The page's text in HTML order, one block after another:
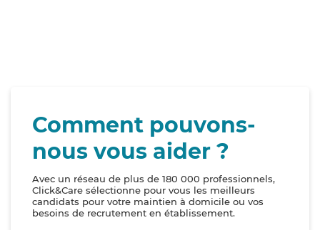
Comment pouvons-
nous vous aider ?
Avec un réseau de plus de 180 000 professionnels,
Click&Care sélectionne pour vous les meilleurs
candidats pour votre maintien à domicile ou vos
besoins de recrutement en établissement.